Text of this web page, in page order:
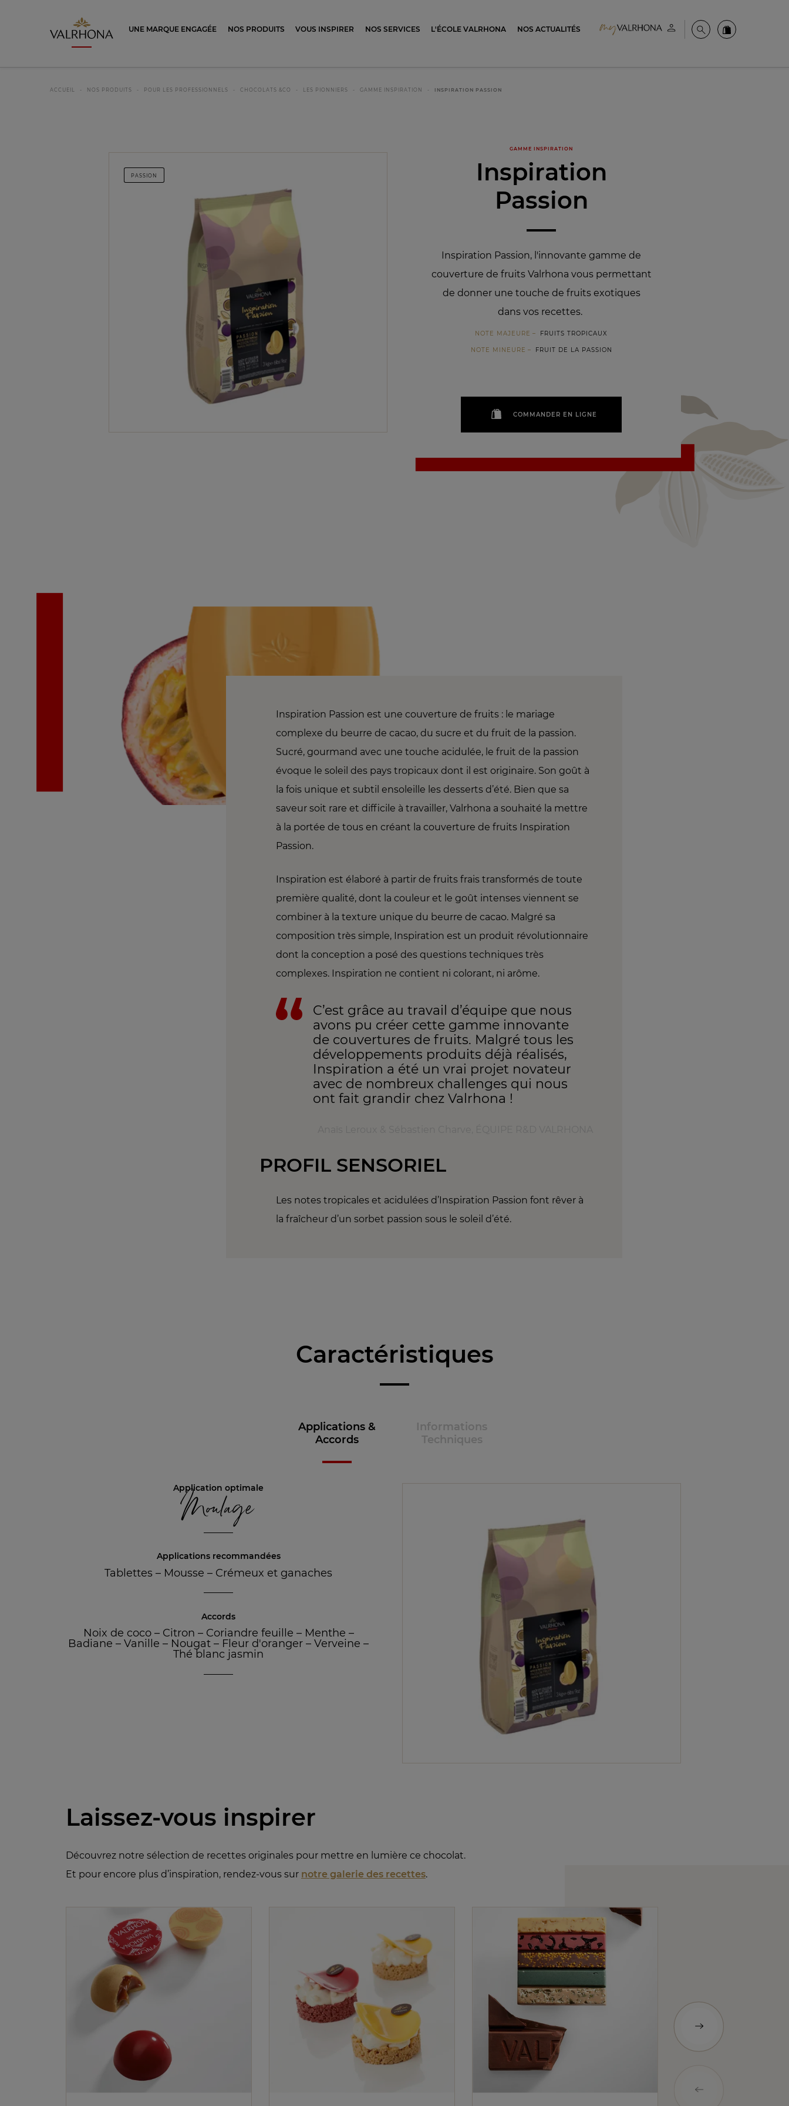
Valrhona - Imaginons le meilleur du chocolat
Espace client RechercheCommandez
UNE MARQUE ENGAGÉE NOS PRODUITS VOUS INSPIRER NOS SERVICES L'ÉCOLE VALRHONA NOS ACTUALITÉS
ACCUEIL NOS PRODUITS POUR LES PROFESSIONNELS CHOCOLATS &CO LES PIONNIERS GAMME INSPIRATION INSPIRATION PASSION
PASSION
GAMME INSPIRATION
Inspiration
Passion
Inspiration Passion, l'innovante gamme de
couverture de fruits Valrhona vous permettant
de donner une touche de fruits exotiques
dans vos recettes.
NOTE MAJEURE FRUITS TROPICAUX
NOTE MINEURE FRUIT DE LA PASSION
COMMANDER EN LIGNE
Inspiration Passion est une couverture de fruits : le mariage
complexe du beurre de cacao, du sucre et du fruit de la passion.
Sucré, gourmand avec une touche acidulée, le fruit de la passion
évoque le soleil des pays tropicaux dont il est originaire. Son goût à
la fois unique et subtil ensoleille les desserts d’été. Bien que sa
saveur soit rare et difficile à travailler, Valrhona a souhaité la mettre
à la portée de tous en créant la couverture de fruits Inspiration
Passion.
Inspiration est élaboré à partir de fruits frais transformés de toute
première qualité, dont la couleur et le goût intenses viennent se
combiner à la texture unique du beurre de cacao. Malgré sa
composition très simple, Inspiration est un produit révolutionnaire
dont la conception a posé des questions techniques très
complexes. Inspiration ne contient ni colorant, ni arôme.
C’est grâce au travail d’équipe que nous
avons pu créer cette gamme innovante
de couvertures de fruits. Malgré tous les
développements produits déjà réalisés,
Inspiration a été un vrai projet novateur
avec de nombreux challenges qui nous
ont fait grandir chez Valrhona !
PROFIL SENSORIEL
Les notes tropicales et acidulées d’Inspiration Passion font rêver à
la fraîcheur d’un sorbet passion sous le soleil d’été.
Caractéristiques
Applications &
Accords
Informations
Techniques
Application optimale
Moulage
Applications recommandées
Tablettes – Mousse – Crémeux et ganaches
Accords
Noix de coco– Citron – Coriandre feuille – Menthe –
Badiane – Vanille – Nougat – Fleur d'oranger – Verveine –
Thé blanc jasmin
Laissez-vous inspirer
Découvrez notre sélection de recettes originales pour mettre en lumière ce chocolat.
Et pour encore plus d’inspiration, rendez-vous sur notre galerie des recettes.